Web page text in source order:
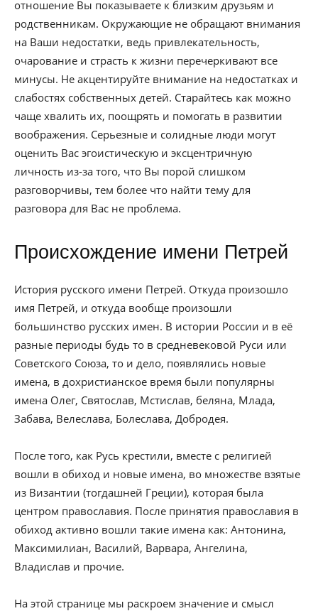
отношение Вы показываете к близким друзьям и
родственникам. Окружающие не обращают внимания
на Ваши недостатки, ведь привлекательность,
очарование и страсть к жизни перечеркивают все
минусы. Не акцентируйте внимание на недостатках и
слабостях собственных детей. Старайтесь как можно
чаще хвалить их, поощрять и помогать в развитии
воображения. Серьезные и солидные люди могут
оценить Вас эгоистическую и эксцентричную
личность из-за того, что Вы порой слишком
разговорчивы, тем более что найти тему для
разговора для Вас не проблема.
Происхождение имени Петрей
История русского имени Петрей. Откуда произошло
имя Петрей, и откуда вообще произошли
большинство русских имен. В истории России и в её
разные периоды будь то в средневековой Руси или
Советского Союза, то и дело, появлялись новые
имена, в дохристианское время были популярны
имена Олег, Святослав, Мстислав, беляна, Млада,
Забава, Велеслава, Болеслава, Добродея.
После того, как Русь крестили, вместе с религией
вошли в обиход и новые имена, во множестве взятые
из Византии (тогдашней Греции), которая была
центром православия. После принятия православия в
обиход активно вошли такие имена как: Антонина,
Максимилиан, Василий, Варвара, Ангелина,
Владислав и прочие.
На этой странице мы раскроем значение и смысл